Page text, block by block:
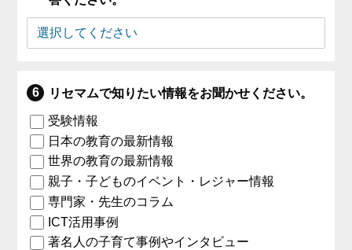
リセマムで知りたい情報をお聞かせください。
受験情報
日本の教育の最新情報
世界の教育の最新情報
親子・子どものイベント・レジャー情報
専門家・先生のコラム
ICT活用事例
著名人の子育て事例やインタビュー